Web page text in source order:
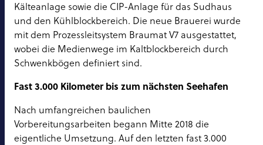
Kälteanlage sowie die CIP-Anlage für das Sudhaus
und den Kühlblockbereich. Die neue Brauerei wurde
mit dem Prozessleitsystem Braumat V7 ausgestattet,
wobei die Medienwege im Kaltblockbereich durch
Schwenkbögen definiert sind.
Fast 3.000 Kilometer bis zum nächsten Seehafen
Nach umfangreichen baulichen
Vorbereitungsarbeiten begann Mitte 2018 die
eigentliche Umsetzung. Auf den letzten fast 3.000